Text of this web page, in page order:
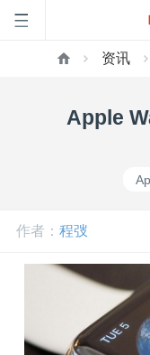
公
资讯
Apple
作者： 程弢